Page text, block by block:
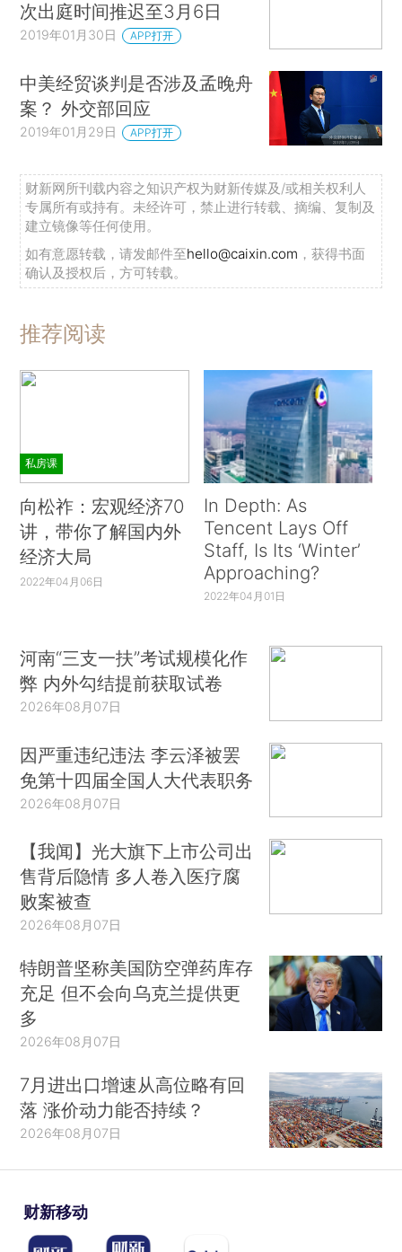
次出庭时间推迟至3月6日
2019年01月30日 APP打开
中美经贸谈判是否涉及孟晚舟
案？ 外交部回应
2019年01月29日 APP打开
财新网所刊载内容之知识产权为财新传媒及/或相关权利人
专属所有或持有。未经许可，禁止进行转载、摘编、复制及
建立镜像等任何使用。
如有意愿转载，请发邮件至hello@caixin.com ，获得书面
确认及授权后，方可转载。
推荐阅读
私房课
向松祚：宏观经济70
讲，带你了解国内外
经济大局
2022年04月06日
In Depth: As
Tencent Lays Off
Staff, Is Its ‘Winter’
Approaching?
2022年04月01日
河南“三支一扶”考试规模化作
弊 内外勾结提前获取试卷
2026年08月07日
因严重违纪违法 李云泽被罢
免第十四届全国人大代表职务
2026年08月07日
【我闻】光大旗下上市公司出
售背后隐情 多人卷入医疗腐
败案被查
2026年08月07日
特朗普坚称美国防空弹药库存
充足 但不会向乌克兰提供更
多
2026年08月07日
7月进出口增速从高位略有回
落 涨价动力能否持续？
2026年08月07日
财新移动